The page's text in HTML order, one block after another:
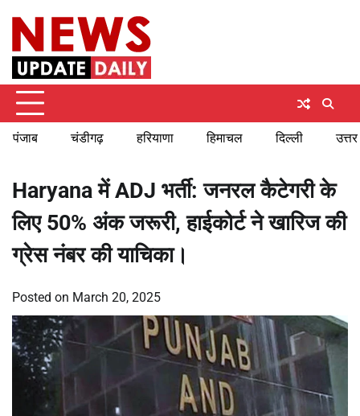
content
पंजाब चंडीगढ़ हरियाणा हिमाचल दिल्ली
Haryana में ADJ भर्ती: जनरल कैटेगरी के
लिए 50% अंक जरूरी, हाईकोर्ट ने खारिज की
ग्रेस नंबर की याचिका।
Posted on March 20, 2025